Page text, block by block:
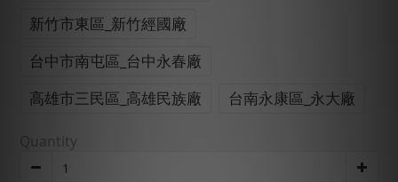
新竹市東區_新竹經國廠
台中市南屯區_台中永春廠
高雄市三民區_高雄民族廠
台南永康區_永大廠
Quantity